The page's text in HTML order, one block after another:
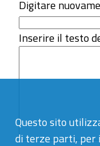
Questo sito
di terze parti, per
Digitare
Inserire il testo